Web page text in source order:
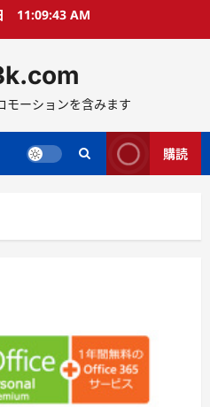
11:09:43 AM
モーションを含みます
購読